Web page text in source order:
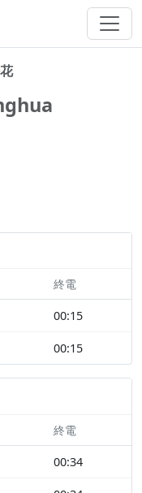
終電
00:15
00:15
終電
00:34